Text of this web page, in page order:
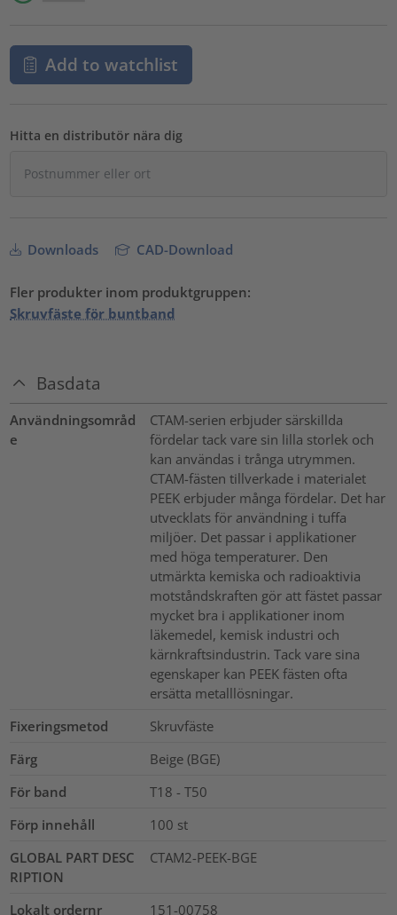
Add to watchlist
Hitta en distributör nära dig
Downloads CAD-Download
Fler produkter inom produktgruppen:
Skruvfäste för buntband
Basdata
Användningsområd
e
CTAM-serien erbjuder särskillda
fördelar tack vare sin lilla storlek och
kan användas i trånga utrymmen.
CTAM-fästen tillverkade i materialet
PEEK erbjuder många fördelar. Det har
utvecklats för användning i tuffa
miljöer. Det passar i applikationer
med höga temperaturer. Den
utmärkta kemiska och radioaktivia
motståndskraften gör att fästet passar
mycket bra i applikationer inom
läkemedel, kemisk industri och
kärnkraftsindustrin. Tack vare sina
egenskaper kan PEEK fästen ofta
ersätta metalllösningar.
Fixeringsmetod
Skruvfäste
Färg
Beige (BGE)
För band
T18 - T50
Förp innehåll
100 st
GLOBAL PART DESC
RIPTION
CTAM2-PEEK-BGE
Lokalt ordernr
151-00758